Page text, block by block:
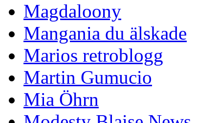
Magdaloony
Mangania du älskade
Marios retroblogg
Martin Gumucio
Mia Öhrn